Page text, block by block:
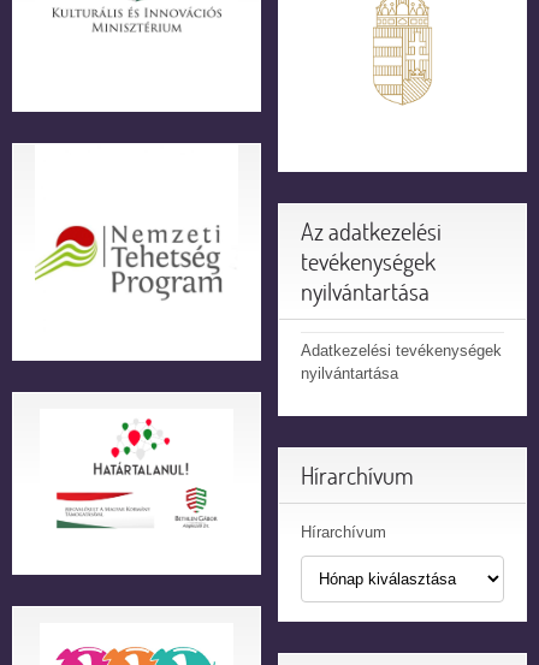
Az adatkezelési
tevékenységek
nyilvántartása
Adatkezelési tevékenységek
nyilvántartása
Hírarchívum
Hírarchívum